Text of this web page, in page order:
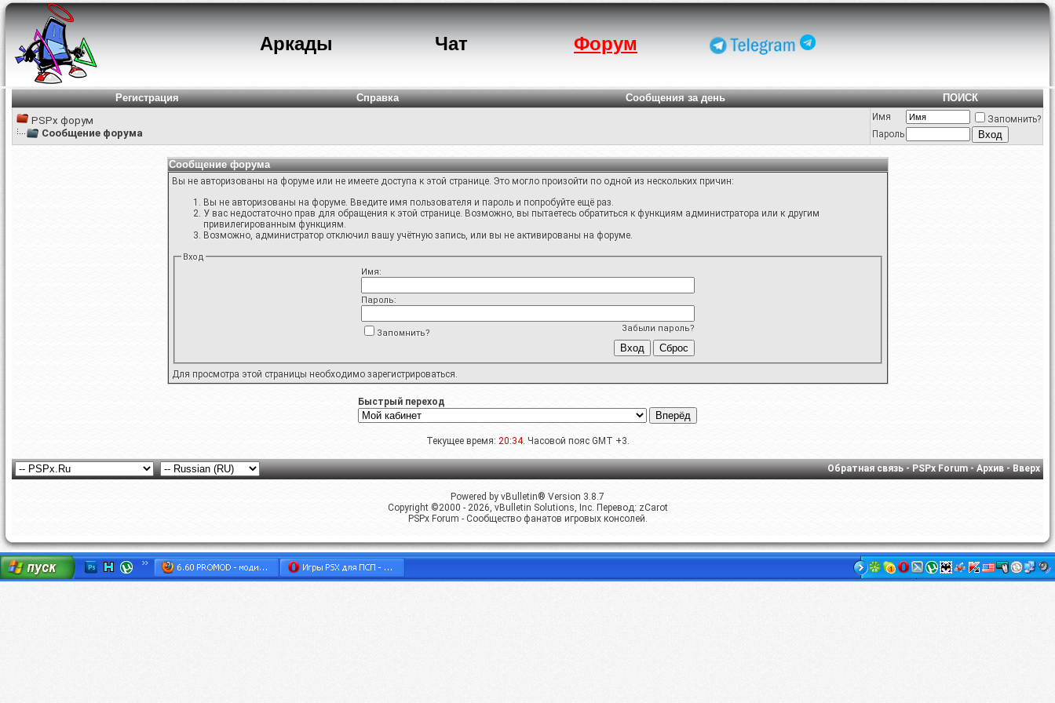
Аркады Чат Форум
Регистрация Справка Сообщения за день
ПОИСК
PSPx форум
Сообщение форума
Имя
Запомнить?
Пароль
Сообщение форума
Вы не авторизованы на форуме или не имеете доступа к этой странице. Это могло произойти по одной из нескольких причин:
Вы не авторизованы на форуме. Введите имя пользователя и пароль и попробуйте ещё раз.
У вас недостаточно прав для обращения к этой странице. Возможно, вы пытаетесь обратиться к функциям администратора или к другим
привилегированным функциям.
Возможно, администратор отключил вашу учётную запись, или вы не активированы на форуме.
Вход
Имя:
Пароль:
Забыли пароль?
Запомнить?
Для просмотра этой страницы необходимо зарегистрироваться.
Быстрый переход
Текущее время: 20:34. Часовой пояс GMT +3.
Обратная связь-PSPx Forum-Архив-Вверх
Powered by vBulletin® Version 3.8.7
Copyright ©2000 - 2026, vBulletin Solutions, Inc. Перевод: zCarot
PSPx Forum - Сообщество фанатов игровых консолей.